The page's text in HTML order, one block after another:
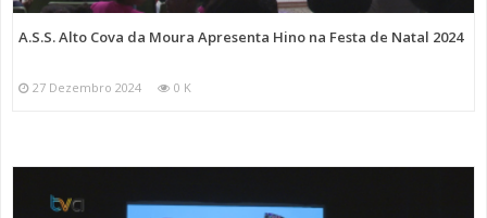
A.S.S. Alto Cova da Moura Apresenta Hino na Festa de Natal 2024
27 Dezembro 2024 0 K